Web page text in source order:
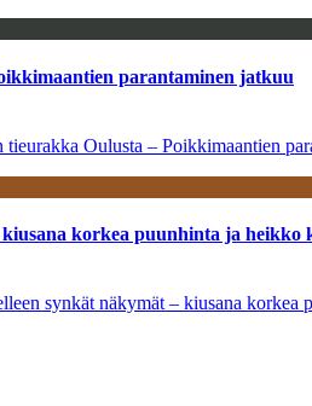
parantaminen jatkuu
Oulusta – Poikkimaantien
korkea puunhinta ja heikko
synkät näkymät – kiusana korkea